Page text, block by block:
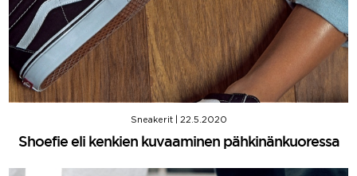
Sneakerit| 22.5.2020
Shoefie eli kenkien kuvaaminen pähkinänkuoressa